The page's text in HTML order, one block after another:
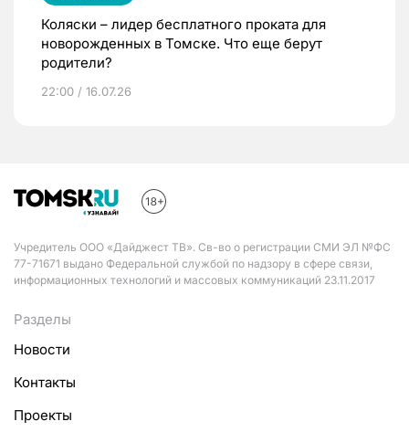
Коляски – лидер бесплатного проката для
новорожденных в Томске. Что еще берут
родители?
22:00 / 16.07.26
Учредитель ООО «Дайджест ТВ». Св-во о регистрации СМИ ЭЛ №ФС
77-71671 выдано Федеральной службой по надзору в сфере связи,
информационных технологий и массовых коммуникаций 23.11.2017
Разделы
Новости
Контакты
Проекты